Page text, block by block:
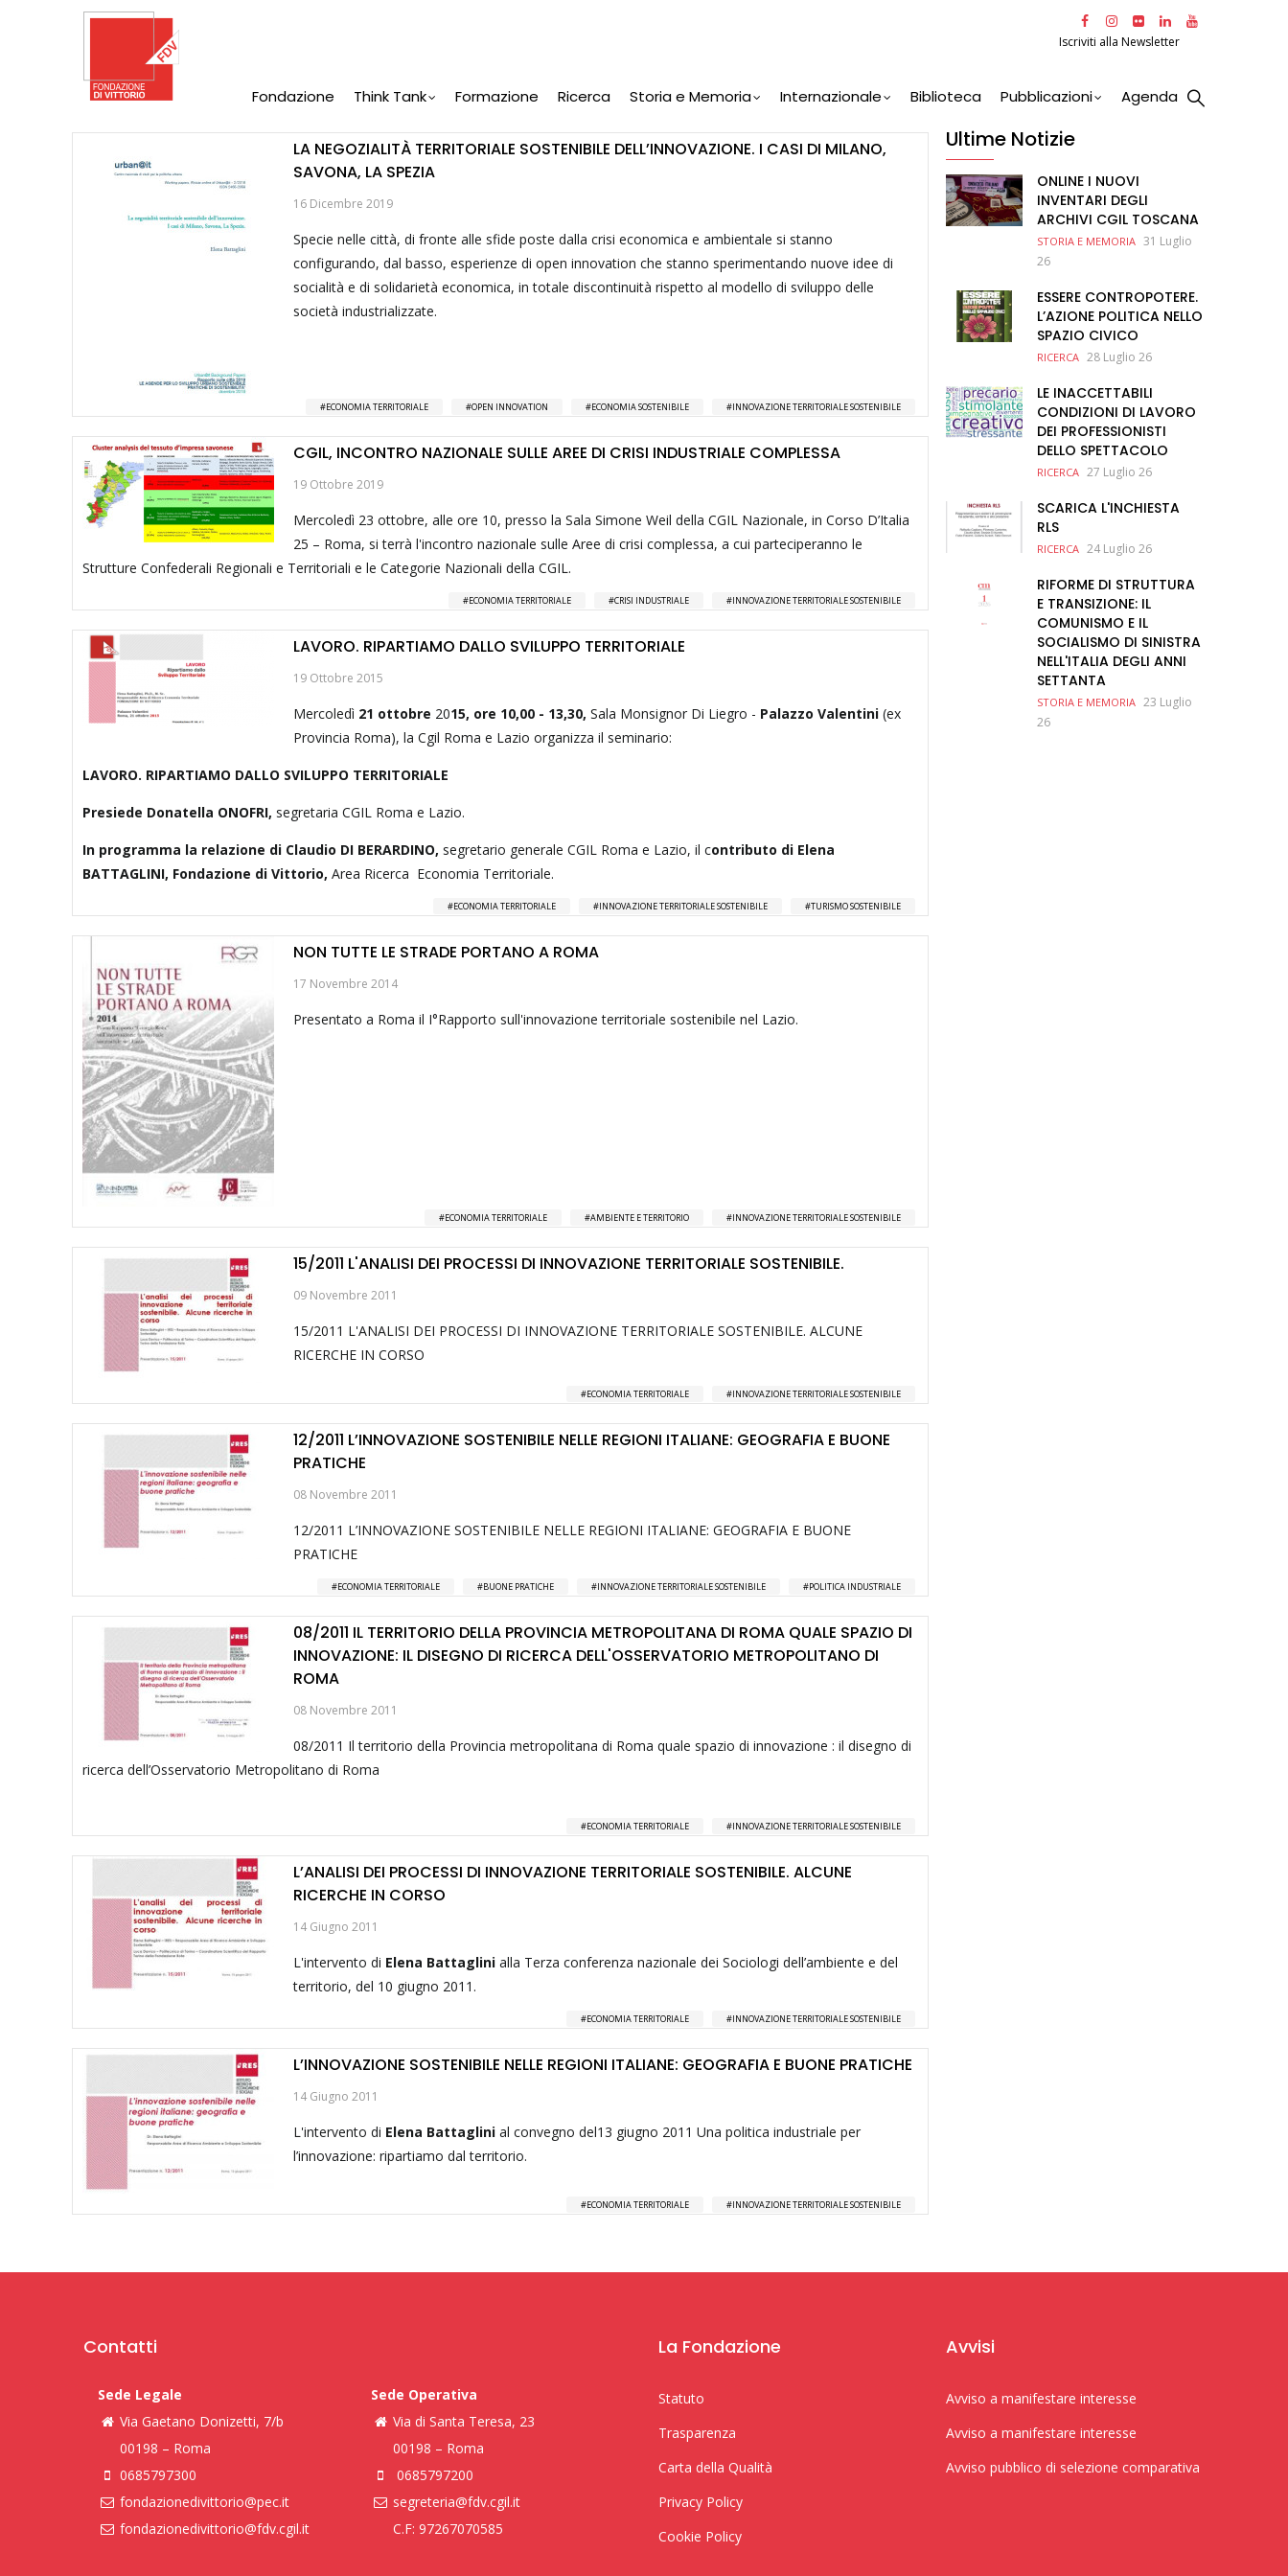
Iscriviti alla Newsletter
Navigation
Fondazione Think Tank Formazione Ricerca Storia e Memoria Internazionale Biblioteca Pubblicazioni Agenda
LA NEGOZIALITÀ TERRITORIALE SOSTENIBILE DELL’INNOVAZIONE. I CASI DI MILANO,
SAVONA, LA SPEZIA
16 Dicembre 2019
Specie nelle città, di fronte alle sfide poste dalla crisi economica e ambientale si stanno
configurando, dal basso, esperienze di open innovation che stanno sperimentando nuove idee di
socialità e di solidarietà economica, in totale discontinuità rispetto al modello di sviluppo delle
società industrializzate.
ECONOMIA TERRITORIALE OPEN INNOVATION ECONOMIA SOSTENIBILE INNOVAZIONE TERRITORIALE SOSTENIBILE
CGIL, INCONTRO NAZIONALE SULLE AREE DI CRISI INDUSTRIALE COMPLESSA
19 Ottobre 2019
Mercoledì 23 ottobre, alle ore 10, presso la Sala Simone Weil della CGIL Nazionale, in Corso D’Italia
25 – Roma, si terrà l'incontro nazionale sulle Aree di crisi complessa, a cui parteciperanno le
Strutture Confederali Regionali e Territoriali e le Categorie Nazionali della CGIL.
ECONOMIA TERRITORIALE CRISI INDUSTRIALE INNOVAZIONE TERRITORIALE SOSTENIBILE
LAVORO. RIPARTIAMO DALLO SVILUPPO TERRITORIALE
19 Ottobre 2015
Mercoledì 21 ottobre 2015, ore 10,00 - 13,30, Sala Monsignor Di Liegro - Palazzo Valentini (ex
Provincia Roma), la Cgil Roma e Lazio organizza il seminario:
LAVORO. RIPARTIAMO DALLO SVILUPPO TERRITORIALE
Presiede Donatella ONOFRI, segretaria CGIL Roma e Lazio.
In programma la relazione di Claudio DI BERARDINO, segretario generale CGIL Roma e Lazio, il contributo di Elena
BATTAGLINI, Fondazione di Vittorio, Area Ricerca Economia Territoriale.
ECONOMIA TERRITORIALE INNOVAZIONE TERRITORIALE SOSTENIBILE TURISMO SOSTENIBILE
NON TUTTE LE STRADE PORTANO A ROMA
17 Novembre 2014
Presentato a Roma il I°Rapporto sull'innovazione territoriale sostenibile nel Lazio.
ECONOMIA TERRITORIALE AMBIENTE E TERRITORIO INNOVAZIONE TERRITORIALE SOSTENIBILE
15/2011 L'ANALISI DEI PROCESSI DI INNOVAZIONE TERRITORIALE SOSTENIBILE.
09 Novembre 2011
15/2011 L'ANALISI DEI PROCESSI DI INNOVAZIONE TERRITORIALE SOSTENIBILE. ALCUNE
RICERCHE IN CORSO
ECONOMIA TERRITORIALE INNOVAZIONE TERRITORIALE SOSTENIBILE
12/2011 L’INNOVAZIONE SOSTENIBILE NELLE REGIONI ITALIANE: GEOGRAFIA E BUONE
PRATICHE
08 Novembre 2011
12/2011 L’INNOVAZIONE SOSTENIBILE NELLE REGIONI ITALIANE: GEOGRAFIA E BUONE
PRATICHE
ECONOMIA TERRITORIALE BUONE PRATICHE INNOVAZIONE TERRITORIALE SOSTENIBILE POLITICA INDUSTRIALE
08/2011 IL TERRITORIO DELLA PROVINCIA METROPOLITANA DI ROMA QUALE SPAZIO DI
INNOVAZIONE: IL DISEGNO DI RICERCA DELL'OSSERVATORIO METROPOLITANO DI
ROMA
08 Novembre 2011
08/2011 Il territorio della Provincia metropolitana di Roma quale spazio di innovazione : il disegno di
ricerca dell’Osservatorio Metropolitano di Roma
ECONOMIA TERRITORIALE INNOVAZIONE TERRITORIALE SOSTENIBILE
L’ANALISI DEI PROCESSI DI INNOVAZIONE TERRITORIALE SOSTENIBILE. ALCUNE
RICERCHE IN CORSO
14 Giugno 2011
L'intervento di Elena Battaglini alla Terza conferenza nazionale dei Sociologi dell’ambiente e del
territorio, del 10 giugno 2011.
ECONOMIA TERRITORIALE INNOVAZIONE TERRITORIALE SOSTENIBILE
L’INNOVAZIONE SOSTENIBILE NELLE REGIONI ITALIANE: GEOGRAFIA E BUONE PRATICHE
14 Giugno 2011
L'intervento di Elena Battaglini al convegno del13 giugno 2011 Una politica industriale per
l’innovazione: ripartiamo dal territorio.
ECONOMIA TERRITORIALE INNOVAZIONE TERRITORIALE SOSTENIBILE
Ultime Notizie
ONLINE I NUOVI
INVENTARI DEGLI
ARCHIVI CGIL TOSCANA
STORIA E MEMORIA 31 Luglio
26
ESSERE CONTROPOTERE.
L’AZIONE POLITICA NELLO
SPAZIO CIVICO
RICERCA 28 Luglio 26
LE INACCETTABILI
CONDIZIONI DI LAVORO
DEI PROFESSIONISTI
DELLO SPETTACOLO
RICERCA 27 Luglio 26
SCARICA L'INCHIESTA
RLS
RICERCA 24 Luglio 26
RIFORME DI STRUTTURA
E TRANSIZIONE: IL
COMUNISMO E IL
SOCIALISMO DI SINISTRA
NELL'ITALIA DEGLI ANNI
SETTANTA
STORIA E MEMORIA 23 Luglio
26
Contatti
Sede Legale
Via Gaetano Donizetti, 7/b
00198 – Roma
0685797300
fondazionedivittorio@pec.it
fondazionedivittorio@fdv.cgil.it
Sede Operativa
Via di Santa Teresa, 23
00198 – Roma
0685797200
segreteria@fdv.cgil.it
C.F: 97267070585
La Fondazione
Statuto
Trasparenza
Carta della Qualità
Privacy Policy
Cookie Policy
Avvisi
Avviso a manifestare interesse
Avviso a manifestare interesse
Avviso pubblico di selezione comparativa